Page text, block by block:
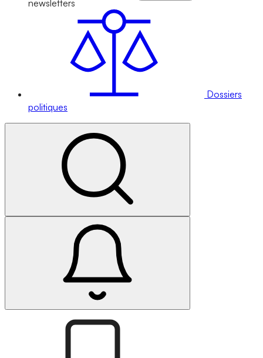
newsletters
Dossiers
politiques